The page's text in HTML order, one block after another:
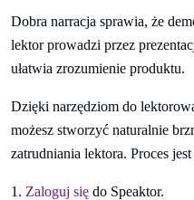
Dobra narracja sprawia, że
lektor prowadzi przez
ułatwia zrozumienie produktu.
Dzięki narzędziom do
możesz stworzyć naturalnie
zatrudniania lektora. Proces
1. Zaloguj się do Speaktor.